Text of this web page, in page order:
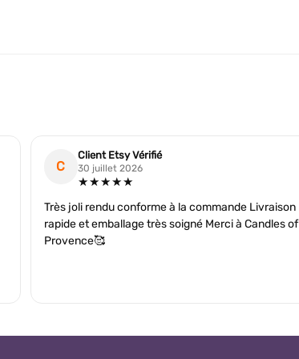
C
Client Etsy Vérifié
30 juillet 2026
★★★★★
Très joli rendu conforme à la commande Livraison
rapide et emballage très soigné Merci à Candles of
Provence🥰